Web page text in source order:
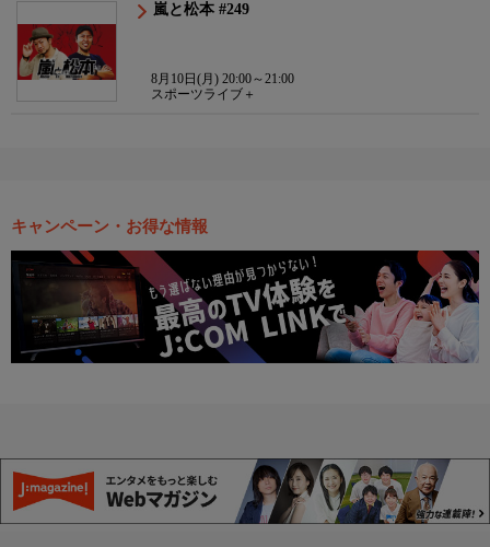
嵐と松本 #249
8月10日(月) 20:00～21:00
スポーツライブ＋
キャンペーン・お得な情報